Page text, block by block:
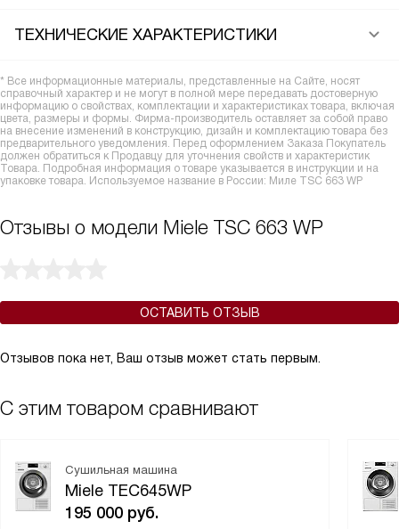
ТЕХНИЧЕСКИЕ ХАРАКТЕРИСТИКИ
* Все информационные материалы, представленные на Сайте, носят
справочный характер и не могут в полной мере передавать достоверную
информацию о свойствах, комплектации и характеристиках товара, включая
цвета, размеры и формы. Фирма-производитель оставляет за собой право
на внесение изменений в конструкцию, дизайн и комплектацию товара без
предварительного уведомления. Перед оформлением Заказа Покупатель
должен обратиться к Продавцу для уточнения свойств и характеристик
Товара. Подробная информация о товаре указывается в инструкции и на
упаковке товара. Используемое название в России: Миле TSC 663 WP
Отзывы о модели Miele TSC 663 WP
ОСТАВИТЬ ОТЗЫВ
Отзывов пока нет, Ваш отзыв может стать первым.
С этим товаром сравнивают
Сушильная машина
Miele TEC645WP
195 000 руб.